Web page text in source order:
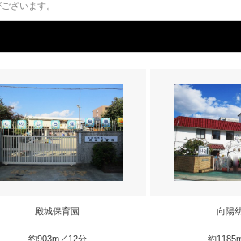
ざいます。
殿城保育園
約903m／12分
向陽
約